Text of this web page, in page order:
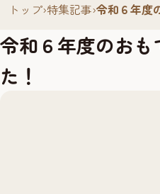
トップ›特集記事›令和６年度
令和６年度のお
た！